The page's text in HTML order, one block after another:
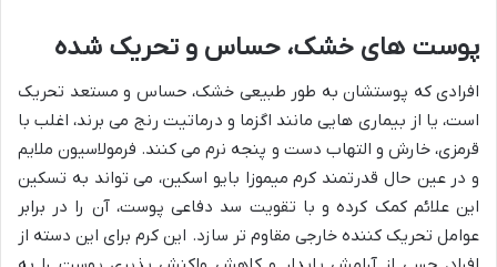
پوست های خشک، حساس و تحریک شده
افرادی که پوستشان به طور طبیعی خشک، حساس و مستعد تحریک
است، یا از بیماری هایی مانند اگزما و درماتیت رنج می برند، اغلب با
قرمزی، خارش و التهاب دست و پنجه نرم می کنند. فرمولاسیون ملایم
و در عین حال قدرتمند کرم میموزا بایو اسکین، می تواند به تسکین
این علائم کمک کرده و با تقویت سد دفاعی پوست، آن را در برابر
عوامل تحریک کننده خارجی مقاوم تر سازد. این کرم برای این دسته از